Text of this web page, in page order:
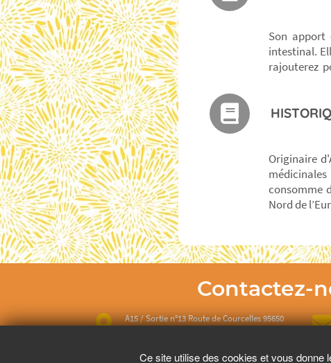
Son apport
intestinal.
rajouterez
Originaire
consomme
Nord de
Contactez-
A15 / Sortie n°13 Route de Courcelles 95650
Ce site utilise des cookies et vous